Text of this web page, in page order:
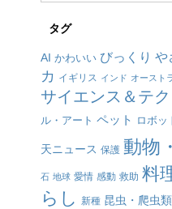
タグ
AI かわいい びっくり や
カ イギリス インド オースト
サイエンス＆テ
ル・アート ペット ロボッ
天ニュース 保護 動物
石 地球 愛情 感動 救助 料
らし
新種 昆虫・爬虫